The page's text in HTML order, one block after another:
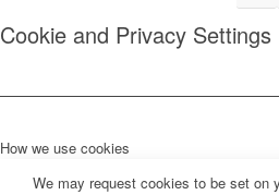
Cookie and Privacy Settings
How we use cookies
We may request cookies to be set on